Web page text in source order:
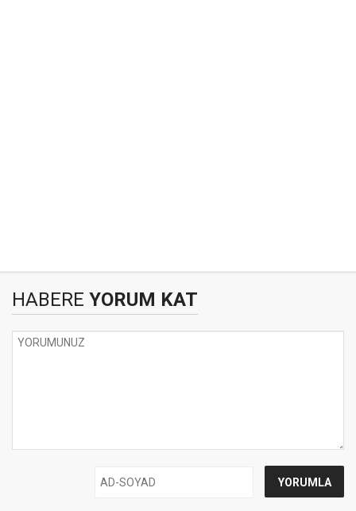
HABERE YORUM KAT